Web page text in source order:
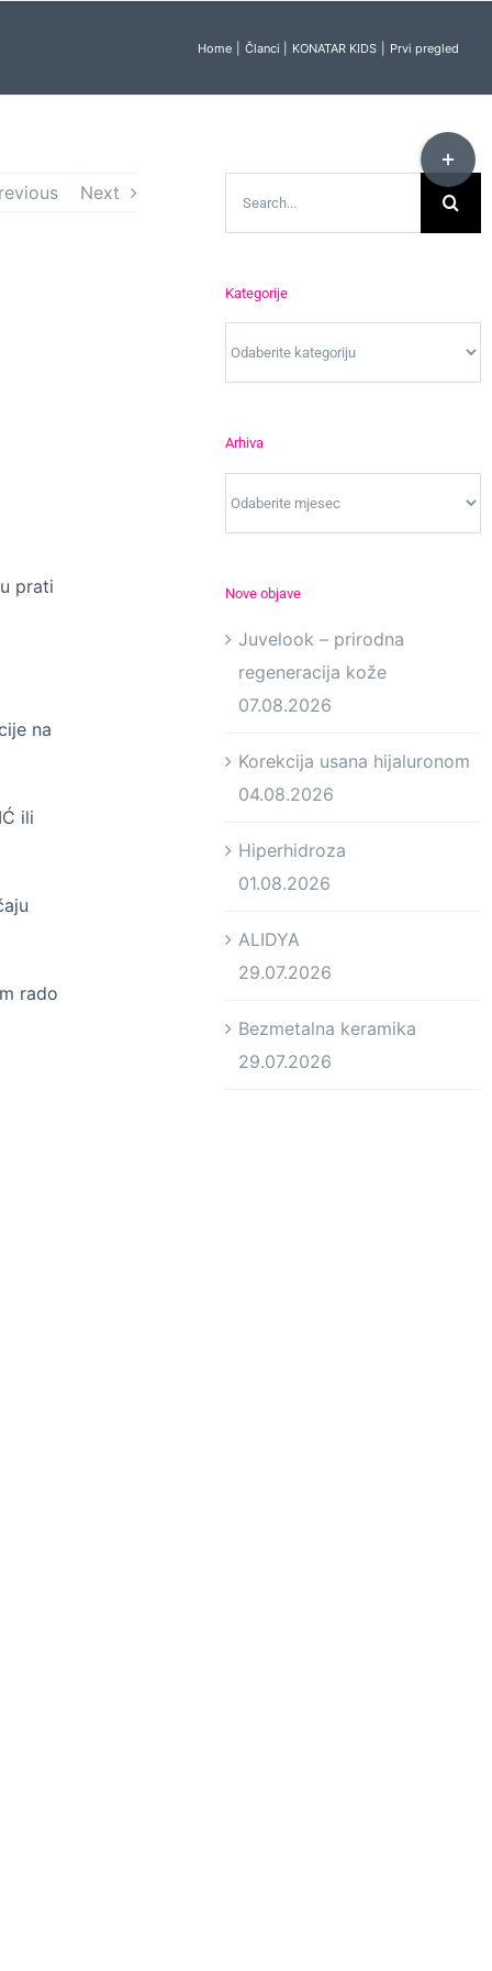
Home Članci KONATAR KIDS Prvi pregled
Next
prati
na
ili
rado
Kategorije
Arhiva
Nove objave
Juvelook – prirodna
regeneracija kože
07.08.2026
Korekcija usana hijaluronom
04.08.2026
Hiperhidroza
01.08.2026
ALIDYA
29.07.2026
Bezmetalna keramika
29.07.2026
Toggle
Sliding
Bar